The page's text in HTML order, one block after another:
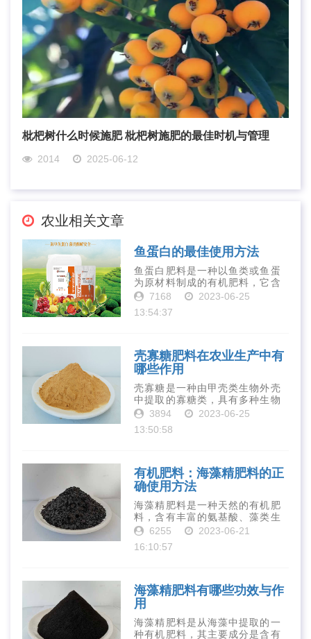
枇杷树什么时候施肥 枇杷树施肥的最佳时机与管理
2014 2025-06-12
农业相关文章
鱼蛋白的最佳使用方法
鱼蛋白肥料是一种以鱼类或鱼蛋
为原材料制成的有机肥料，它含
有丰富的营养物质，如氮、磷、
元素和植物生长因子。这些营养
7168
2023-06-25
13:54:37
壳寡糖肥料在农业生产中有
哪些作用
壳寡糖是一种由甲壳类生物外壳
中提取的寡糖类，具有多种生物
活性和营养价值。在农业生产
是作为一种新型的有机肥料，壳
3894
2023-06-25
13:50:58
有机肥料：海藻精肥料的正
确使用方法
海藻精肥料是一种天然的有机肥
料，含有丰富的氨基酸、藻类生
长素、维生素、微量元素、蛋白
力、促进植物生长、增强植物抗
6255
2023-06-21
16:10:57
海藻精肥料有哪些功效与作
用
海藻精肥料是从海藻中提取的一
种有机肥料，其主要成分是含有